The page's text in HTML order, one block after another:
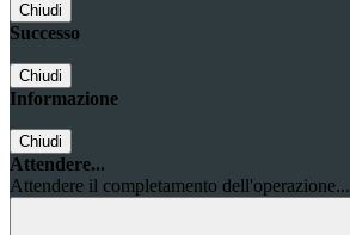
Chiudi
Successo
Chiudi
Informazione
Chiudi
Attendere...
Attendere il completamento dell'operazione...